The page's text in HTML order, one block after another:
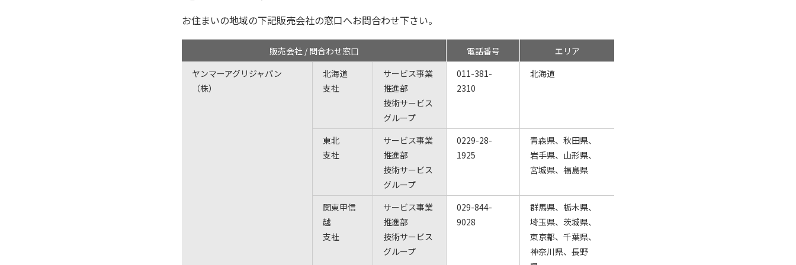
お住まいの地域の下記販売会社の窓口へお問合わせ下さい。
販売会社 / 問合わせ窓口 電話番号
エリア
ヤンマーアグリジャパン
（株）
北海道
支社
サービス事業
推進部
技術サービス
グループ
011-381-
2310
北海道
東北
支社
サービス事業
推進部
技術サービス
グループ
0229-28-
1925
青森県、秋田県、
岩手県、山形県、
宮城県、福島県
関東甲信
越
支社
サービス事業
推進部
技術サービス
グループ
029-844-
9028
群馬県、栃木県、
埼玉県、茨城県、
東京都、千葉県、
神奈川県、長野